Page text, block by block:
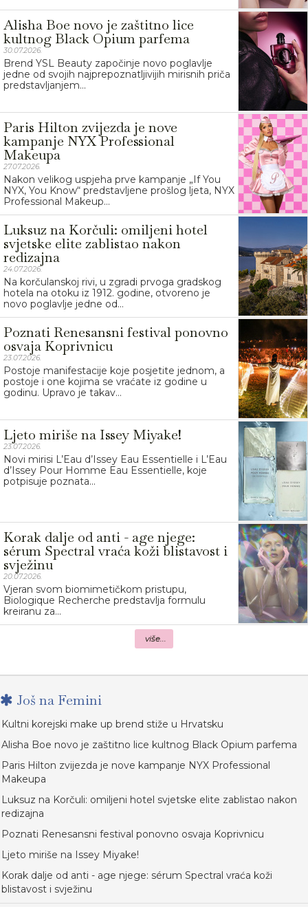
Alisha Boe novo je zaštitno lice
kultnog Black Opium parfema
30.07.2026.
Brend YSL Beauty započinje novo poglavlje
jedne od svojih najprepoznatljivijih mirisnih priča
predstavljanjem...
Paris Hilton zvijezda je nove
kampanje NYX Professional
Makeupa
27.07.2026.
Nakon velikog uspjeha prve kampanje „If You
NYX, You Know“ predstavljene prošlog ljeta, NYX
Professional Makeup...
Luksuz na Korčuli: omiljeni hotel
svjetske elite zablistao nakon
redizajna
24.07.2026.
Na korčulanskoj rivi, u zgradi prvoga gradskog
hotela na otoku iz 1912. godine, otvoreno je
novo poglavlje jedne od...
Poznati Renesansni festival ponovno
osvaja Koprivnicu
23.07.2026.
Postoje manifestacije koje posjetite jednom, a
postoje i one kojima se vraćate iz godine u
godinu. Upravo je takav...
Ljeto miriše na Issey Miyake!
23.07.2026.
Novi mirisi L’Eau d’Issey Eau Essentielle i L’Eau
d’Issey Pour Homme Eau Essentielle, koje
potpisuje poznata...
Korak dalje od anti - age njege:
sérum Spectral vraća koži blistavost i
svježinu
20.07.2026.
Vjeran svom biomimetičkom pristupu,
Biologique Recherche predstavlja formulu
kreiranu za...
više...
Još na Femini
Kultni korejski make up brend stiže u Hrvatsku
Alisha Boe novo je zaštitno lice kultnog Black Opium parfema
Paris Hilton zvijezda je nove kampanje NYX Professional
Makeupa
Luksuz na Korčuli: omiljeni hotel svjetske elite zablistao nakon
redizajna
Poznati Renesansni festival ponovno osvaja Koprivnicu
Ljeto miriše na Issey Miyake!
Korak dalje od anti - age njege: sérum Spectral vraća koži
blistavost i svježinu